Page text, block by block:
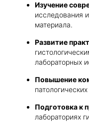
Изучение
исследования
материала.
Развитие
лабораторных
Повышение
Подготовка к
лабораториях
Даю
данныхиe-
данныхиe-